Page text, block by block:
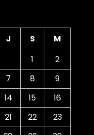
J S
M
1
2
7 8
9
14 15
16
21 22
23